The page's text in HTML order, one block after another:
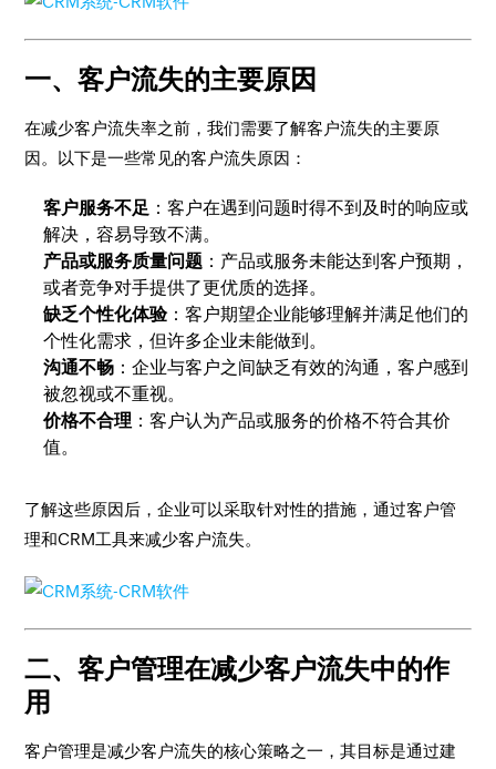
一、客户流失的主要原因
在减少客户流失率之前，我们需要了解客户流失的主要原
因。以下是一些常见的客户流失原因：
客户服务不足 ：客户在遇到问题时得不到及时的响应或
解决，容易导致不满。
产品或服务质量问题 ：产品或服务未能达到客户预期，
或者竞争对手提供了更优质的选择。
缺乏个性化体验：客户期望企业能够理解并满足他们的
个性化需求，但许多企业未能做到。
沟通不畅 ：企业与客户之间缺乏有效的沟通，客户感到
被忽视或不重视。
价格不合理 ：客户认为产品或服务的价格不符合其价
值。
了解这些原因后，企业可以采取针对性的措施，通过客户管
理和CRM工具来减少客户流失。
二、客户管理在减少客户流失中的作
用
客户管理是减少客户流失的核心策略之一，其目标是通过建